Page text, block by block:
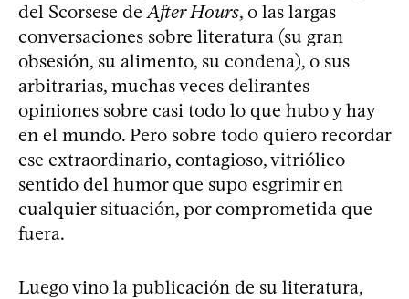
del Scorsese deAfter Hours, o las largas
conversaciones sobre literatura (su gran
obsesión, su alimento, su condena), o sus
arbitrarias, muchas veces delirantes
opiniones sobre casi todo lo que hubo y hay
en el mundo. Pero sobre todo quiero recordar
ese extraordinario, contagioso, vitriólico
sentido del humor que supo esgrimir en
cualquier situación, por comprometida que
fuera.
Luego vino la publicación de su literatura,